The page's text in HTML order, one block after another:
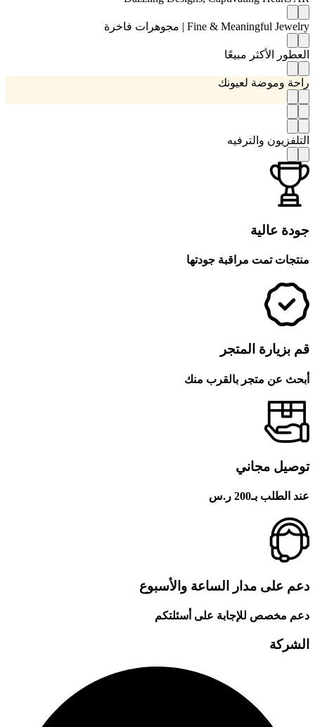
Fine & Meaningful Jewelry | مجوهرات فاخرة
العطور الأكثر مبيعًا
راحة وموضة لعيونك
التلفزيون والترفيه
جودة عالية
منتجات تمت مراقبة جودتها
قم بزيارة المتجر
أبحث عن متجر بالقرب منك
توصيل مجاني
عند الطلب بـ200 ر.س
دعم على مدار الساعة والأسبوع
دعم مخصص للإجابة على أسئلتكم
الشركة